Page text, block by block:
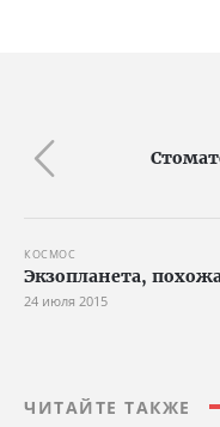
КОСМОС
Экзопланета,
24 июля 2015
ЧИТАЙТЕ ТАКЖЕ